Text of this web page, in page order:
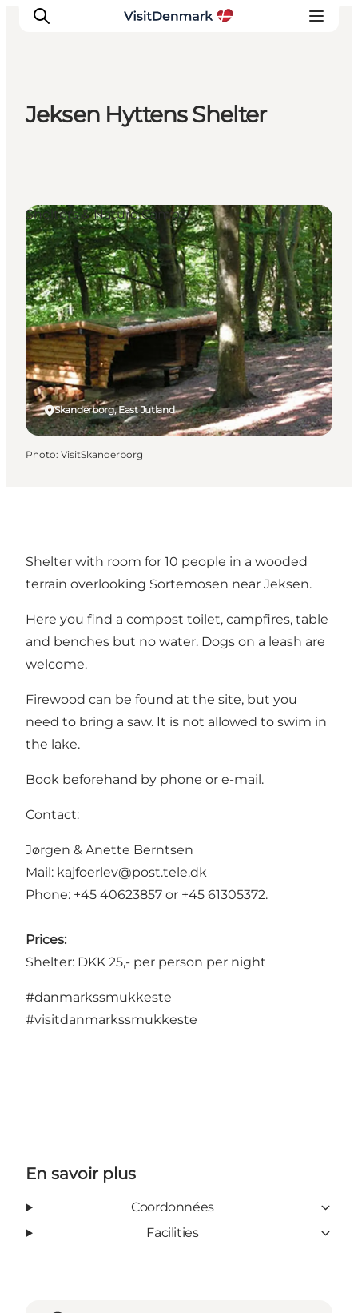
Hébergements
Planifiez votre voyage
Jeksen Hyttens Shelter
Skanderborg, East Jutland
Shelters & Nature Camps
Photo: VisitSkanderborg
Shelter with room for 10 people in a wooded
terrain overlooking Sortemosen near Jeksen.
Here you find a compost toilet, campfires, table
and benches but no water. Dogs on a leash are
welcome.
Firewood can be found at the site, but you
need to bring a saw. It is not allowed to swim in
the lake.
Book beforehand by phone or e-mail.
Contact:
Jørgen & Anette Berntsen
Mail: kajfoerlev@post.tele.dk
Phone: +45 40623857 or +45 61305372.
Prices:
Shelter: DKK 25,- per person per night
#danmarkssmukkeste
#visitdanmarkssmukkeste
En savoir plus
Coordonnées
Facilities